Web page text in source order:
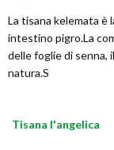
La tisana kelemata è
intestino pigro.La
delle foglie di senna,
natura.S
Tisana l'angelica